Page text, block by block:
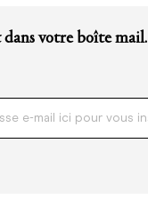
votre boîte mail.